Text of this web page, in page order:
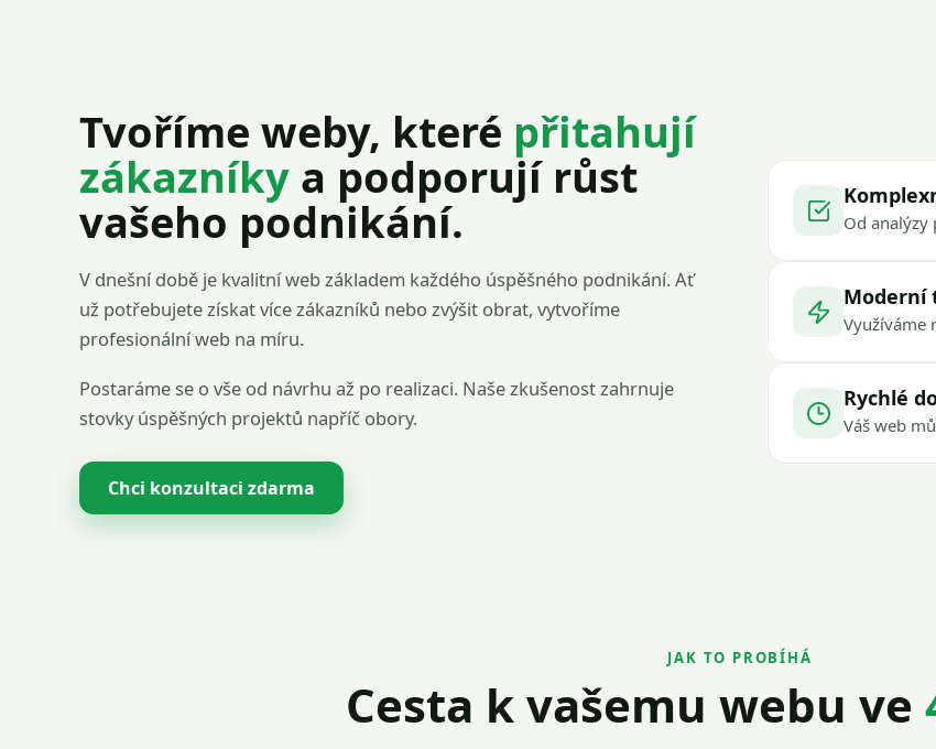
Tvoříme weby, které přitahují
zákazníky a podporují růst
vašeho podnikání.
V dnešní době je kvalitní web základem každého úspěšného podnikání. Ať
už potřebujete získat více zákazníků nebo zvýšit obrat, vytvoříme
profesionální web na míru.
Postaráme se o vše od návrhu až po realizaci. Naše zkušenost zahrnuje
stovky úspěšných projektů napříč obory.
Chci konzultaci zdarma
Od analýzy
Moderní
Využíváme
Rychlé
Váš web
JAK TO PROBÍHÁ
Cesta k vašemu webu ve